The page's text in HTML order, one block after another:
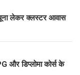
लेकर क्लस्टर आवास
और डिप्लोमा कोर्स के